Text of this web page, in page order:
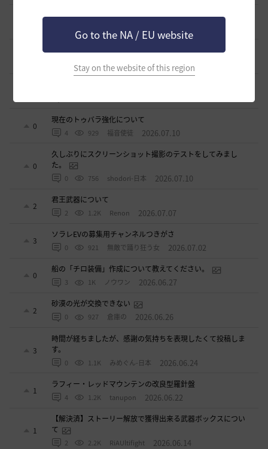
Go to the NA / EU website
Stay on the website of this region
ワロタwwww
ジークちゃん-日本 2026.07.15
sunanana 2026.07.11
0
現在のトゥバラ強化について
4 929 福音使徒 2026.07.10
0
久しぶりにスクリーンショット撮影のテストをしてみまし
た。
0 756 shodori-日本 2026.07.10
2
君王武器について
2 1.2K Renon 2026.07.07
3
ソラレEVの募集用チャンネルつきがさ
0 921 無敵で踊り狂う女 2026.07.02
0
船の「チロ装備」作成について教えてください。
3 1K ノウワン 2026.06.27
2
砂漠の光が交換できない
0 927 倉庫の 2026.06.26
3
時間が経ちましたが、感謝の気持ちを表現したくて投稿しま
す。
0 1.1K みめぐん-日本 2026.06.24
1
ラフィー・レッドマウンテンの改良型羅針盤
4 1.2K tanupon 2026.06.22
1
【解決済】ストーリー解放で獲得出来る武器ボックスについ
て
2 2.2K RiAUltifight 2026.06.14